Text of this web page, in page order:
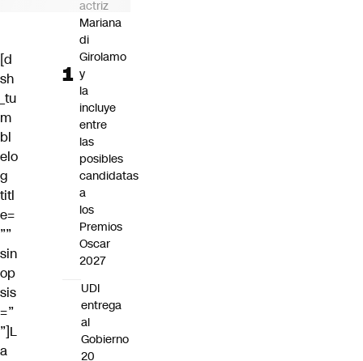
[d
sh
_tu
m
bl
elo
g
titl
e=
””
sin
op
sis
=”
”]L
a
actriz
Mariana
di
Girolamo
y
la
incluye
entre
las
posibles
candidatas
a
los
Premios
Oscar
2027
UDI
entrega
al
Gobierno
20